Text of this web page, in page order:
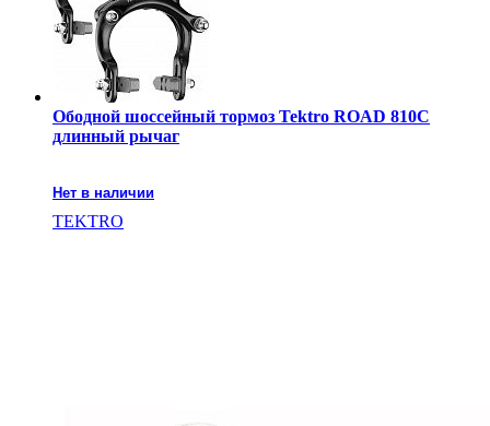
Ободной шоссейный тормоз Tektro ROAD 810С
длинный рычаг
Нет в наличии
TEKTRO